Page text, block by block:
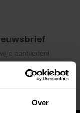
Over
je aanbieden!
Abonneer